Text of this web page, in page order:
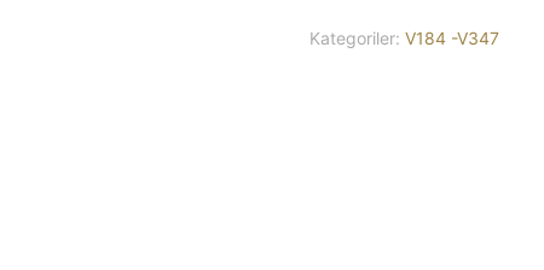
Kategoriler: V184 -V347